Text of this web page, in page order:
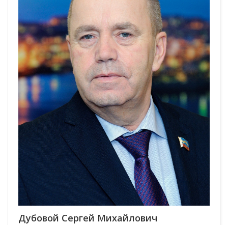
Дубовой Сергей Михайлович